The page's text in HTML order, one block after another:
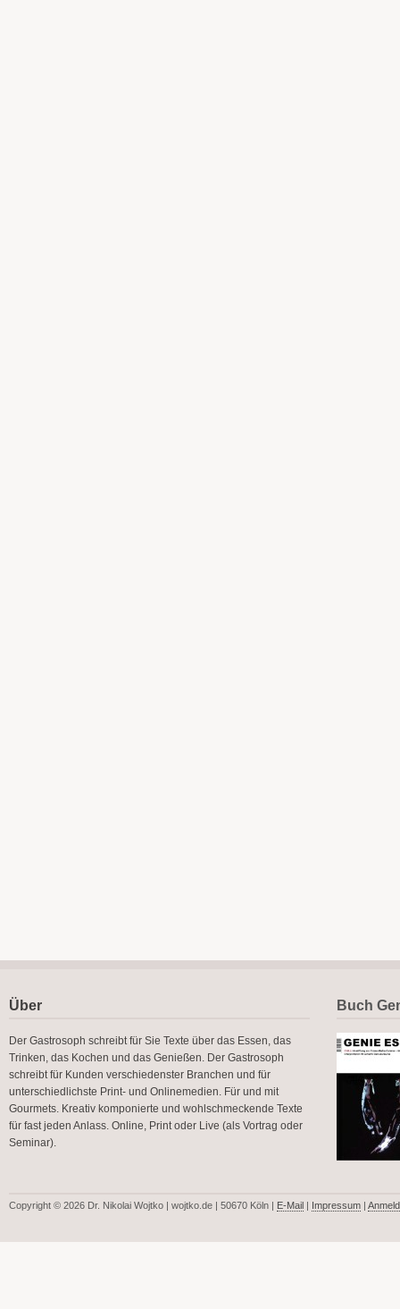
Über
Der Gastrosoph schreibt für Sie Texte über das Essen, das
Trinken, das Kochen und das Genießen. Der Gastrosoph
schreibt für Kunden verschiedenster Branchen und für
unterschiedlichste Print- und Onlinemedien. Für und mit
Gourmets. Kreativ komponierte und wohlschmeckende Texte
für fast jeden Anlass. Online, Print oder Live (als Vortrag oder
Seminar).
Buch
Copyright © 2026 Dr. Nikolai Wojtko | wojtko.de | 50670 Köln | E-Mail | Impressum |